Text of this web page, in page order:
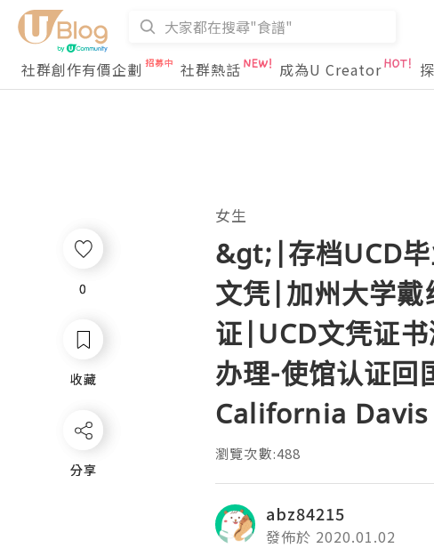
社群創作有價企劃
社群熱話 成為U Creator
0
收藏
分享
女生
&gt;|存档UCD毕
文凭|加州大学戴
证|UCD文凭证
办理-使馆认证
California Davis
瀏覽次數:488
abz84215
發佈於 2020.01.02
0
收藏
分享